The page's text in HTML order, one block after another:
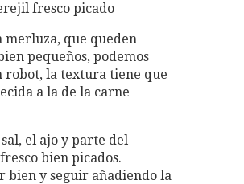
fresco picado
merluza, que queden
pequeños, podemos
robot, la textura tiene que
a la de la carne
el ajo y parte del
bien picados.
bien y seguir añadiendo la